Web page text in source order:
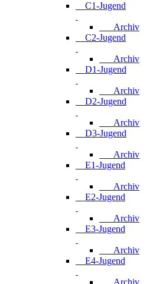
C1-Jugend
Archiv
C2-Jugend
Archiv
D1-Jugend
Archiv
D2-Jugend
Archiv
D3-Jugend
Archiv
E1-Jugend
Archiv
E2-Jugend
Archiv
E3-Jugend
Archiv
E4-Jugend